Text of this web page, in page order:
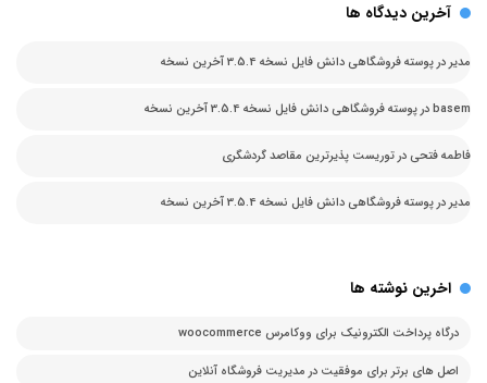
آخرین دیدگاه ها
مدیردرپوسته فروشگاهی دانش فایل نسخه 3.5.4 آخرین نسخه
basemدرپوسته فروشگاهی دانش فایل نسخه 3.5.4 آخرین نسخه
فاطمه فتحی درتوریست پذیرترین مقاصد گردشگری
مدیردرپوسته فروشگاهی دانش فایل نسخه 3.5.4 آخرین نسخه
اخرین نوشته ها
درگاه پرداخت الکترونیک برای ووکامرس woocommerce
اصل های برتر برای موفقیت در مدیریت فروشگاه آنلاین